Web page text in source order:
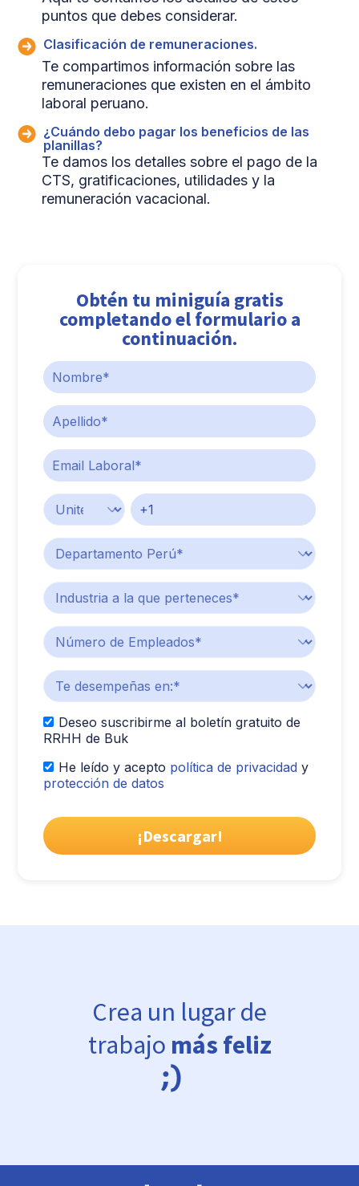
puntos que debes considerar.
Clasificación de remuneraciones.
Te compartimos información sobre las
remuneraciones que existen en el ámbito
laboral peruano.
¿Cuándo debo pagar los beneficios de las
planillas?
Te damos los detalles sobre el pago de la
CTS, gratificaciones, utilidades y la
remuneración vacacional.
Obtén tu miniguía gratis
completando el formulario a
continuación.
Deseo suscribirme al boletín gratuito de
RRHH de Buk
He leído y acepto política de privacidad y
protección de datos
Crea un lugar de
trabajo más feliz